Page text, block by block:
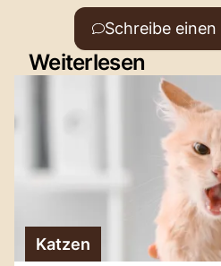
Schreibe
Weiterlesen
Katzen